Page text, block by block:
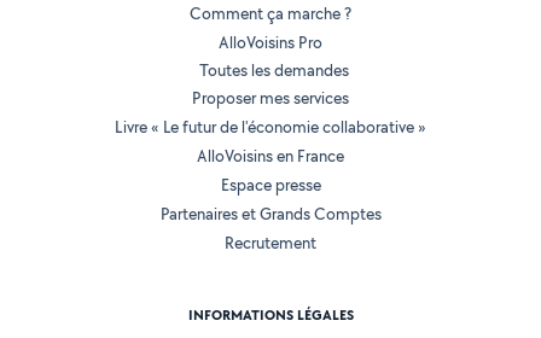
Comment ça marche ?
AlloVoisins Pro
Toutes les demandes
Proposer mes services
Livre « Le futur de l'économie collaborative »
AlloVoisins en France
Espace presse
Partenaires et Grands Comptes
Recrutement
INFORMATIONS LÉGALES